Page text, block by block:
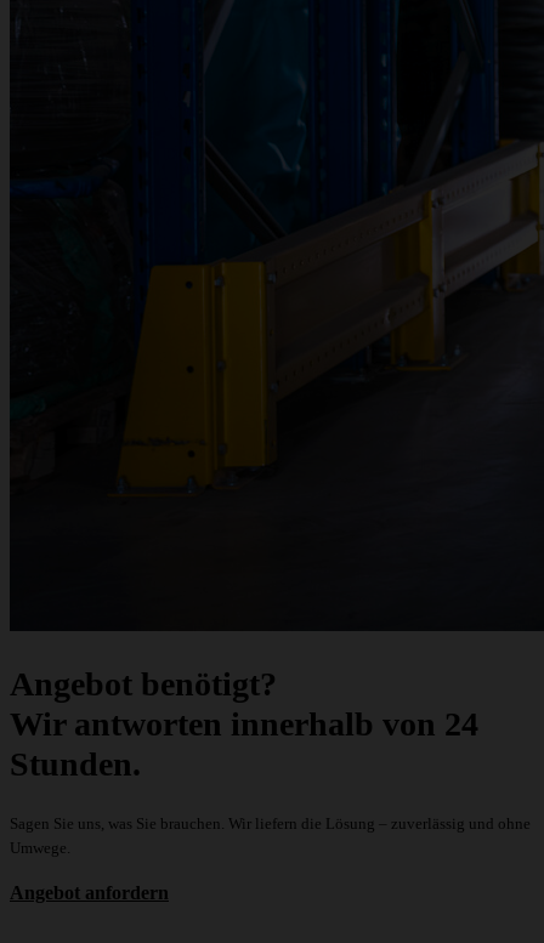
Angebot benötigt?
Wir antworten innerhalb von 24
Stunden.
Sagen Sie uns, was Sie brauchen. Wir liefern die Lösung – zuverlässig und ohne
Umwege.
Angebot anfordern